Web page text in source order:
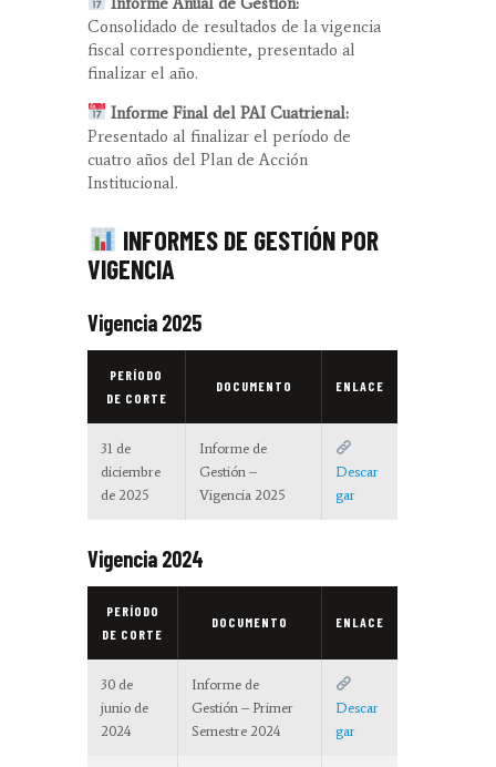
Consolidado de resultados de la vigencia
fiscal correspondiente, presentado al
finalizar el año.
Informe Final del PAI Cuatrienal:
Presentado al finalizar el período de
cuatro años del Plan de Acción
Institucional.
INFORMES DE GESTIÓN POR
VIGENCIA
Vigencia 2025
PERÍODO
DE CORTE
DOCUMENTO ENLACE
31 de
diciembre
de 2025
Informe de
Gestión –
Vigencia 2025
Descar
gar
Vigencia 2024
PERÍODO
DE CORTE
DOCUMENTO ENLACE
30 de
junio de
2024
Informe de
Gestión – Primer
Semestre 2024
Descar
gar